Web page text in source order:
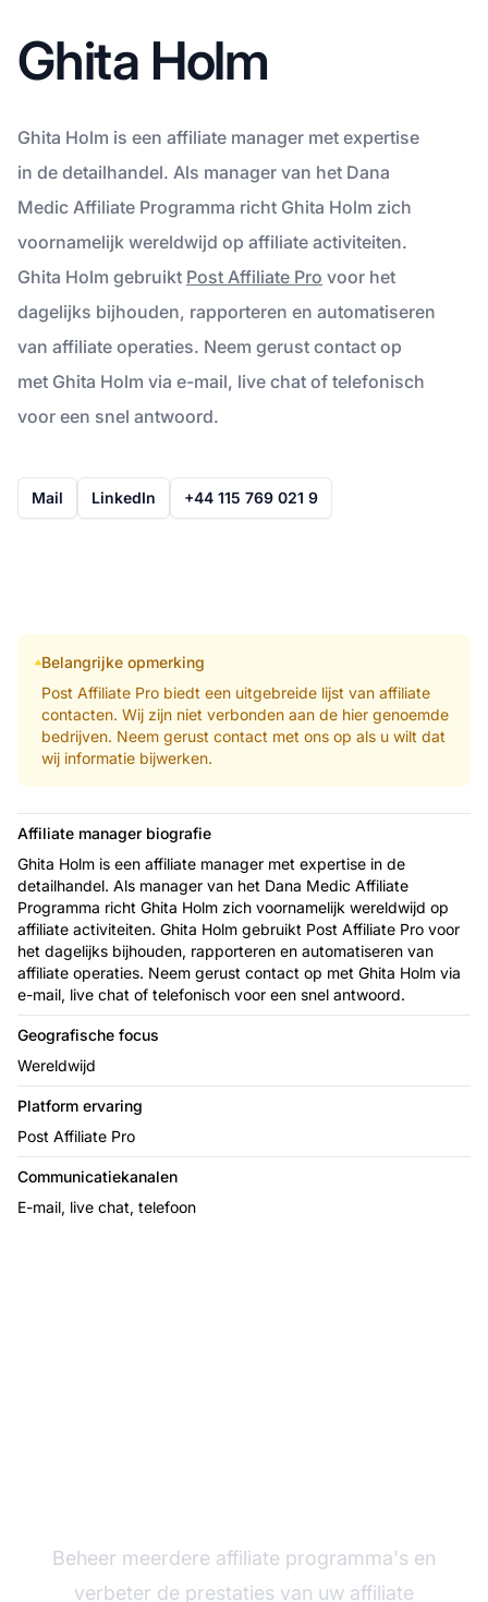
Ghita Holm
Ghita Holm is een affiliate manager met expertise
in de detailhandel. Als manager van het Dana
Medic Affiliate Programma richt Ghita Holm zich
voornamelijk wereldwijd op affiliate activiteiten.
Ghita Holm gebruikt Post Affiliate Pro voor het
dagelijks bijhouden, rapporteren en automatiseren
van affiliate operaties. Neem gerust contact op
met Ghita Holm via e-mail, live chat of telefonisch
voor een snel antwoord.
Mail LinkedIn +44 115 769 021 9
Belangrijke opmerking
Post Affiliate Pro biedt een uitgebreide lijst van affiliate
contacten. Wij zijn niet verbonden aan de hier genoemde
bedrijven. Neem gerust contact met ons op als u wilt dat
wij informatie bijwerken.
Affiliate manager biografie
Ghita Holm is een affiliate manager met expertise in de
detailhandel. Als manager van het Dana Medic Affiliate
Programma richt Ghita Holm zich voornamelijk wereldwijd op
affiliate activiteiten. Ghita Holm gebruikt Post Affiliate Pro voor
het dagelijks bijhouden, rapporteren en automatiseren van
affiliate operaties. Neem gerust contact op met Ghita Holm via
e-mail, live chat of telefonisch voor een snel antwoord.
Geografische focus
Wereldwijd
Platform ervaring
Post Affiliate Pro
Communicatiekanalen
E-mail, live chat, telefoon
Beheer meerdere affiliate programma's en
verbeter de prestaties van uw affiliate